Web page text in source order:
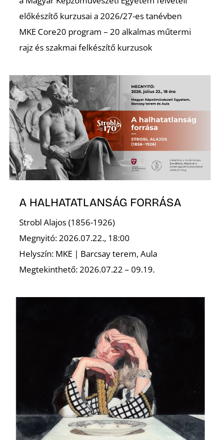
előkészítő kurzusai a 2026/27-es tanévben
MKE Core20 program – 20 alkalmas műtermi
rajz és szakmai felkészítő kurzusok
A HALHATATLANSÁG FORRÁSA
Strobl Alajos (1856-1926)
Megnyitó: 2026.07.22., 18:00
Helyszín: MKE | Barcsay terem, Aula
Megtekinthető: 2026.07.22 – 09.19.